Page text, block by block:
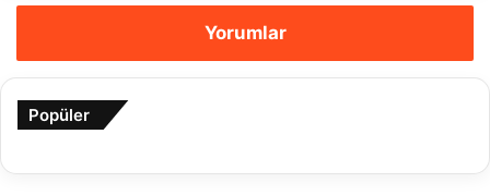
Yorumlar
Popüler